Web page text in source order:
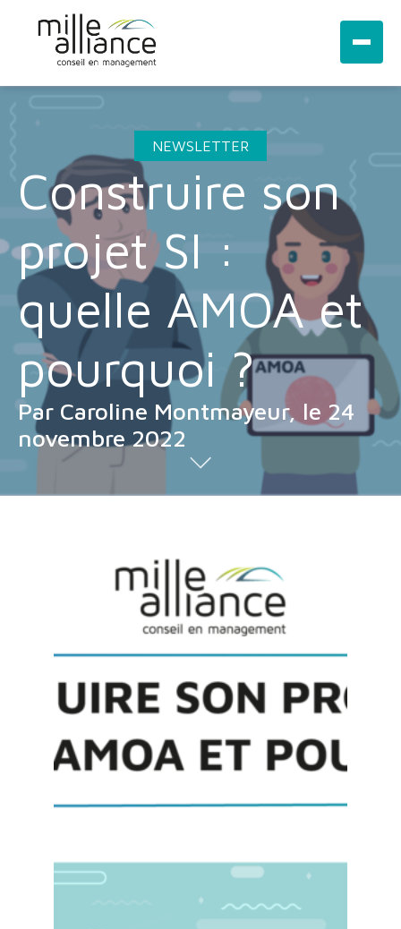
NEWSLETTER
Construire son
projet SI :
quelle AMOA et
pourquoi ?
Par Caroline Montmayeur, le 24
novembre 2022